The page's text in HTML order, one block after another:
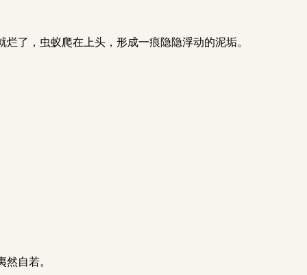
了，虫蚁爬在上头，形成一痕隐隐浮动的泥垢。
自若。